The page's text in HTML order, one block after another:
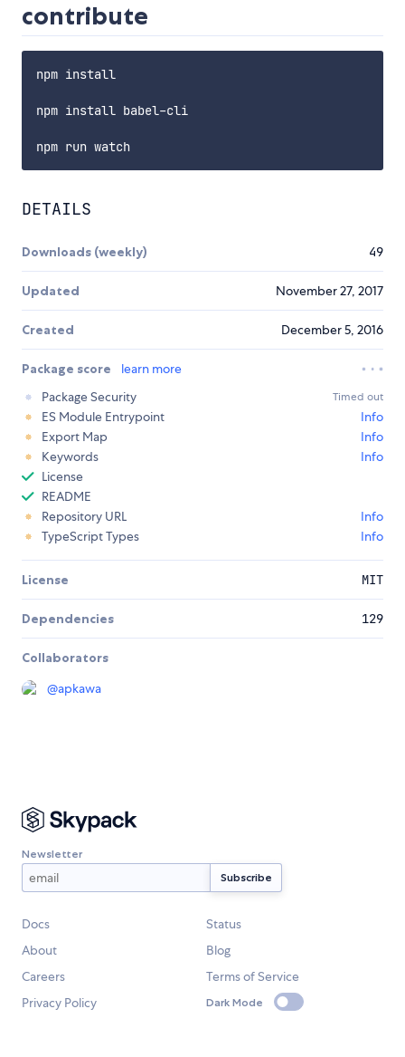
contribute
npm install
npm install babel-cli
DETAILS
Downloads (weekly) 49
Updated November 27, 2017
Created December 5, 2016
Package score
learn more
Package Security
Timed out
ES Module Entrypoint
Info
Export Map
Info
Keywords
Info
License
README
Repository URL
Info
TypeScript Types
Info
License MIT
Dependencies 129
Collaborators
@apkawa
Newsletter
Docs
Status
About
Blog
Careers
Terms of Service
Privacy Policy
Dark Mode